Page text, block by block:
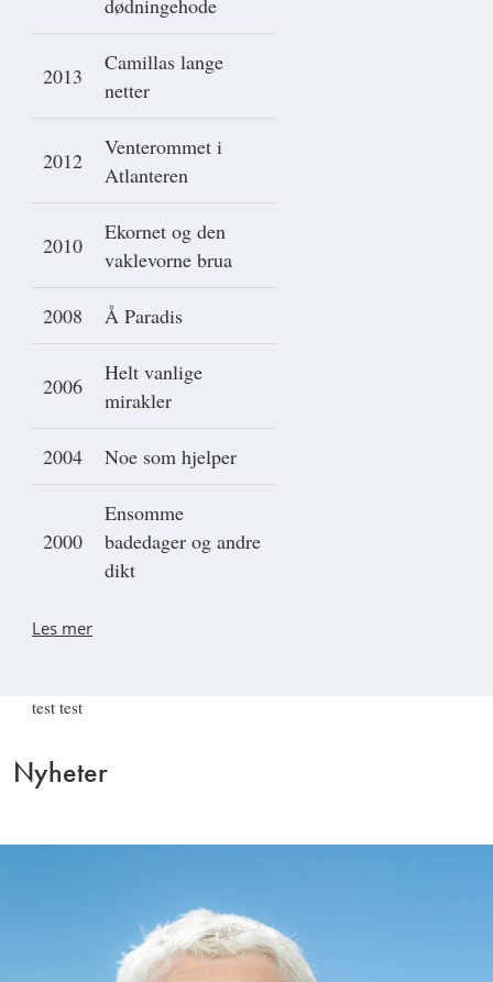
2013
Camillas lange
netter
2012
Venterommet i
Atlanteren
2010
Ekornet og den
vaklevorne brua
2008 Å Paradis
2006
Helt vanlige
mirakler
2004 Noe som hjelper
2000
Ensomme
badedager og andre
dikt
Les mer
test test
Nyheter